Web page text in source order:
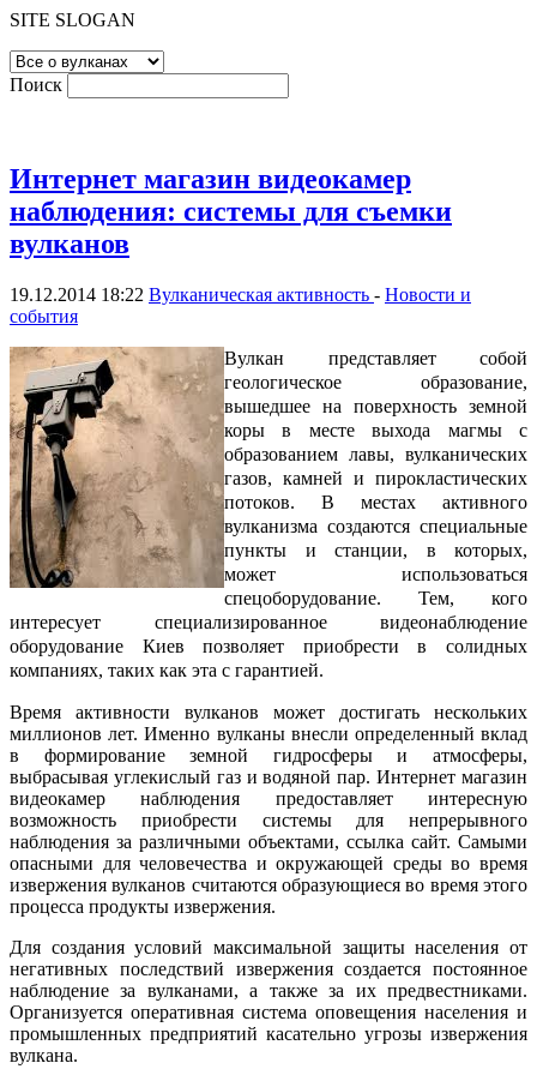
SITE SLOGAN
Поиск
Интернет магазин видеокамер
наблюдения: системы для съемки
вулканов
19.12.2014 18:22 Вулканическая активность - Новости и
события
Вулкан представляет собой
геологическое образование,
вышедшее на поверхность земной
коры в месте выхода магмы с
образованием лавы, вулканических
газов, камней и пирокластических
потоков. В местах активного
вулканизма создаются специальные
пункты и станции, в которых,
может использоваться
спецоборудование. Тем, кого
интересует специализированное видеонаблюдение
оборудование Киев позволяет приобрести в солидных
компаниях, таких как эта с гарантией.
Время активности вулканов может достигать нескольких
миллионов лет. Именно вулканы внесли определенный вклад
в формирование земной гидросферы и атмосферы,
выбрасывая углекислый газ и водяной пар. Интернет магазин
видеокамер наблюдения предоставляет интересную
возможность приобрести системы для непрерывного
наблюдения за различными объектами, ссылка сайт. Самыми
опасными для человечества и окружающей среды во время
извержения вулканов считаются образующиеся во время этого
процесса продукты извержения.
Для создания условий максимальной защиты населения от
негативных последствий извержения создается постоянное
наблюдение за вулканами, а также за их предвестниками.
Организуется оперативная система оповещения населения и
промышленных предприятий касательно угрозы извержения
вулкана.